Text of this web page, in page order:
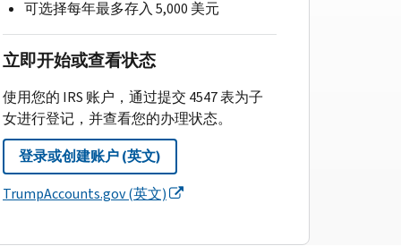
可选择每年最多存入 5,000 美元
立即开始或查看状态
使用您的 IRS 账户，通过提交 4547 表为子
女进行登记，并查看您的办理状态。
登录或创建账户 (英文)
TrumpAccounts.gov (英文)